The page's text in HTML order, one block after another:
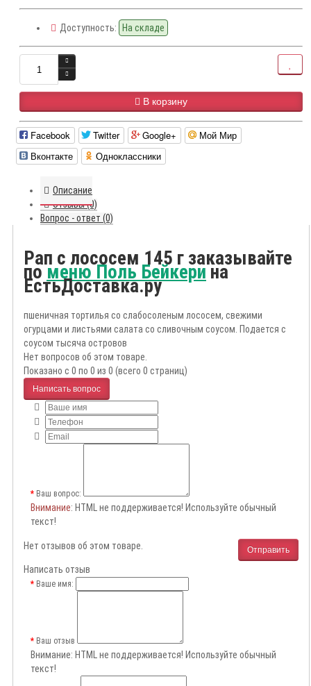
Доступность: На складе
В корзину
Facebook Twitter Google+
Мой Мир
Вконтакте
Одноклассники
Описание
Отзывы (0)
Вопрос - ответ (0)
Рап с лососем 145 г заказывайте
поменю Поль Бейкерина
ЕстьДоставка.ру
пшеничная тортилья со слабосоленым лососем, свежими
огурцами и листьями салата со сливочным соусом. Подается с
соусом тысяча островов
Нет вопросов об этом товаре.
Показано с 0 по 0 из 0 (всего 0 страниц)
Написать вопрос
Ваш вопрос:
Внимание: HTML не поддерживается! Используйте обычный
текст!
Отправить
Нет отзывов об этом товаре.
Написать отзыв
Ваше имя:
Ваш отзыв
Внимание: HTML не поддерживается! Используйте обычный
текст!